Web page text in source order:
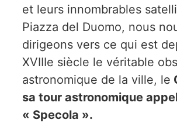
et leurs innombrables
Piazza del Duomo, nous
dirigeons vers ce qui est
XVIIIe siècle le véritable
astronomique de la ville, le
sa tour astronomique
« Specola ».